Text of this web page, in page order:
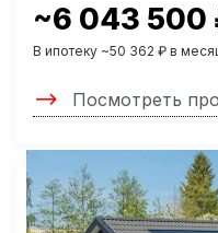
~6 043 500
В ипотеку ~50 362 ₽ в
Посмотреть